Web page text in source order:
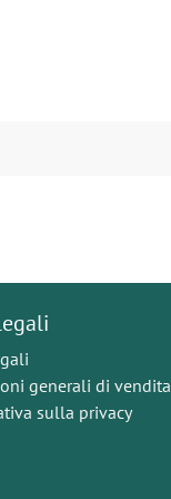
generali di vendita
sulla privacy